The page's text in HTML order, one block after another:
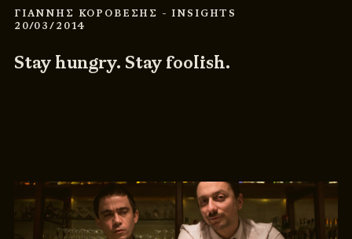
ΓΙΑΝΝΗΣ ΚΟΡΟΒΕΣΗΣ - INSIGHTS
20/03/2014
Stay hungry. Stay foolish.